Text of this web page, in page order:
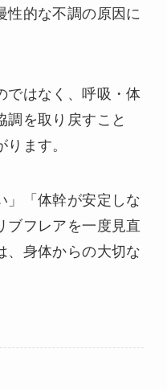
性的な不調の原因に
ではなく、呼吸・体
調を取り戻すこと
ます。
」「体幹が安定しな
ブフレアを一度見直
、身体からの大切な